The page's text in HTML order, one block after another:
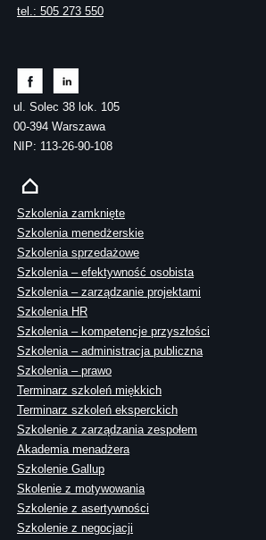
tel.: 505 273 550
ul. Solec 38 lok. 105
00-394 Warszawa
NIP: 113-26-90-108
Szkolenia zamknięte
Szkolenia menedżerskie
Szkolenia sprzedażowe
Szkolenia – efektywność osobista
Szkolenia – zarządzanie projektami
Szkolenia HR
Szkolenia – kompetencje przyszłości
Szkolenia – administracja publiczna
Szkolenia – prawo
Terminarz szkoleń miękkich
Terminarz szkoleń eksperckich
Szkolenie z zarządzania zespołem
Akademia menadżera
Szkolenie Gallup
Skolenie z motywowania
Szkolenie z asertywności
Szkolenie z negocjacji